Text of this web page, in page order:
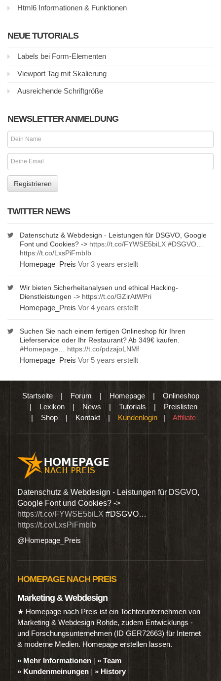
Html6 Informationen & Funktionen
NEUE TUTORIALS
Labels bei Form-Elementen
Viewport Tag mit Skalierung
Ausreichende Schriftgröße
NEWSLETTER ANMELDUNG
TWITTER NEWS
Datenschutz & Webdesign - Leistungen für DSGVO, Google
Font und Cookies? -> https://t.co/FYWSE5biLX #DSGVO
https://t.co/LxsPiFmbIb
Homepage_Preis Vor 3 years erstellt
Wir bieten Sicherheitanalysen und ethical Hacking-
Dienstleistungen -> https://t.co/GZirAtWPri
Homepage_Preis Vor 4 years erstellt
Suchen Sie nach einem fertigen Onlineshop für Ihren
Lieferservice oder Ihr Restaurant? Ab 349€ kaufen.
#Homepage
https://t.co/pdzajoLNMf
Homepage_Preis Vor 5 years erstellt
Startseite| Forum | Homepage| Onlineshop
| Lexikon | News | Tutorials | Preislisten
| Shop | Kontakt | Kundenlogin | Affiliate
Datenschutz & Webdesign - Leistungen für DSGVO,
Google Font und Cookies? ->
https://t.co/FYWSE5biLX #DSGVO…
https://t.co/LxsPiFmbIb
@Homepage_Preis
HOMEPAGE NACH PREIS
Marketing & Webdesign
★ Homepage nach Preis ist ein Tochterunternehmen von
Marketing & Webdesign Rohde, zudem Entwicklungs -
und Forschungsunternehmen (ID GER72663) für Internet
& moderne Medien. Homepage erstellen lassen.
» Mehr Informationen | » Team
» Kundenmeinungen | » History